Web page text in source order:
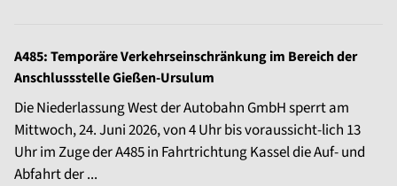
A485: Temporäre Verkehrseinschränkung im Bereich der
Anschlussstelle Gießen-Ursulum
Die Niederlassung West der Autobahn GmbH sperrt am
Mittwoch, 24. Juni 2026, von 4 Uhr bis voraussicht-lich 13
Uhr im Zuge der A485 in Fahrtrichtung Kassel die Auf- und
Abfahrt der ...